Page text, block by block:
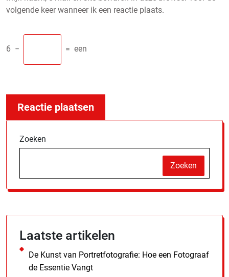
volgende keer wanneer ik een reactie plaats.
6 − = een
Zoeken
Zoeken
Laatste artikelen
De Kunst van Portretfotografie: Hoe een Fotograaf
de Essentie Vangt